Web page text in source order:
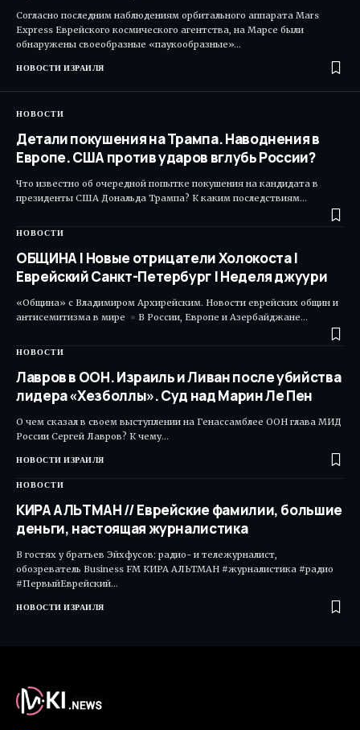
Согласно последним наблюдениям орбитального аппарата Mars
Express Еврейского космического агентства, на Марсе были
обнаружены своеобразные «паукообразные»…
НОВОСТИ ИЗРАИЛЯ
НОВОСТИ
Детали покушения на Трампа. Наводнения в
Европе. США против ударов вглубь России?
Что известно об очередной попытке покушения на кандидата в
президенты США Дональда Трампа? К каким последствиям…
НОВОСТИ
ОБЩИНА | Новые отрицатели Холокоста |
Еврейский Санкт-Петербург | Неделя джуури
«Община» с Владимиром Архирейским. Новости еврейских общин и
антисемитизма в мире
В России, Европе и Азербайджане…
НОВОСТИ
Лавров в ООН. Израиль и Ливан после убийства
лидера «Хезболлы». Суд над Марин Ле Пен
О чем сказал в своем выступлении на Генассамблее ООН глава МИД
России Сергей Лавров? К чему…
НОВОСТИ ИЗРАИЛЯ
НОВОСТИ
КИРА АЛЬТМАН // Еврейские фамилии, большие
деньги, настоящая журналистика
В гостях у братьев Эйхфусов: радио- и тележурналист,
обозреватель Business FM КИРА АЛЬТМАН #журналистика #радио
#ПервыйЕврейский…
НОВОСТИ ИЗРАИЛЯ